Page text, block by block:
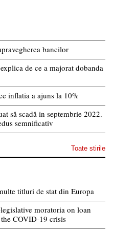
bancilor
de ce a majorat dobanda
inflatia a ajuns la 10%
să scadă in septembrie 2022.
semnificativ
Toate stirile
titluri de stat din Europa
moratoria on loan
COVID-19 crisis